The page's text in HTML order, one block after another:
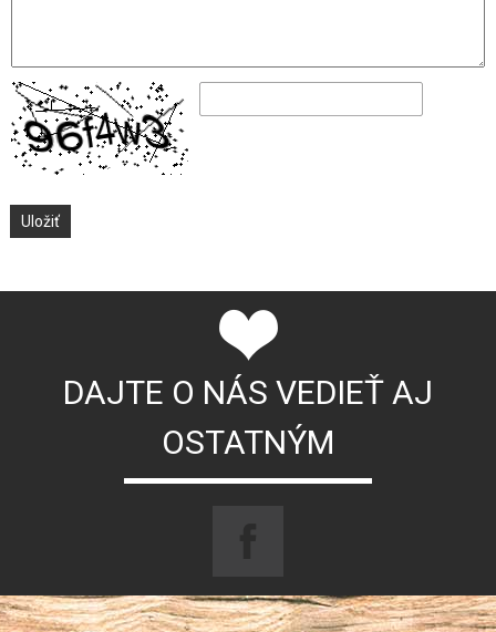
DAJTE O NÁS VEDIEŤ AJ
OSTATNÝM